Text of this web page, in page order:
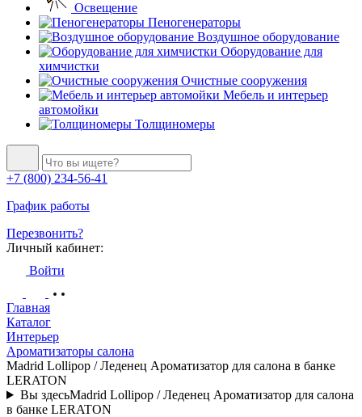
Освещение
Пеногенераторы
Воздушное оборудование
Оборудование для
химчистки
Очистные сооружения
Мебель и интерьер
автомойки
Толщиномеры
+7 (800) 234-56-41
График работы
Перезвонить?
Личный кабинет:
Войти
Главная
Каталог
Интерьер
Ароматизаторы салона
Madrid Lollipop / Леденец Ароматизатор для салона в банке
LERATON
Вы здесьMadrid Lollipop / Леденец Ароматизатор для салона
в банке LERATON